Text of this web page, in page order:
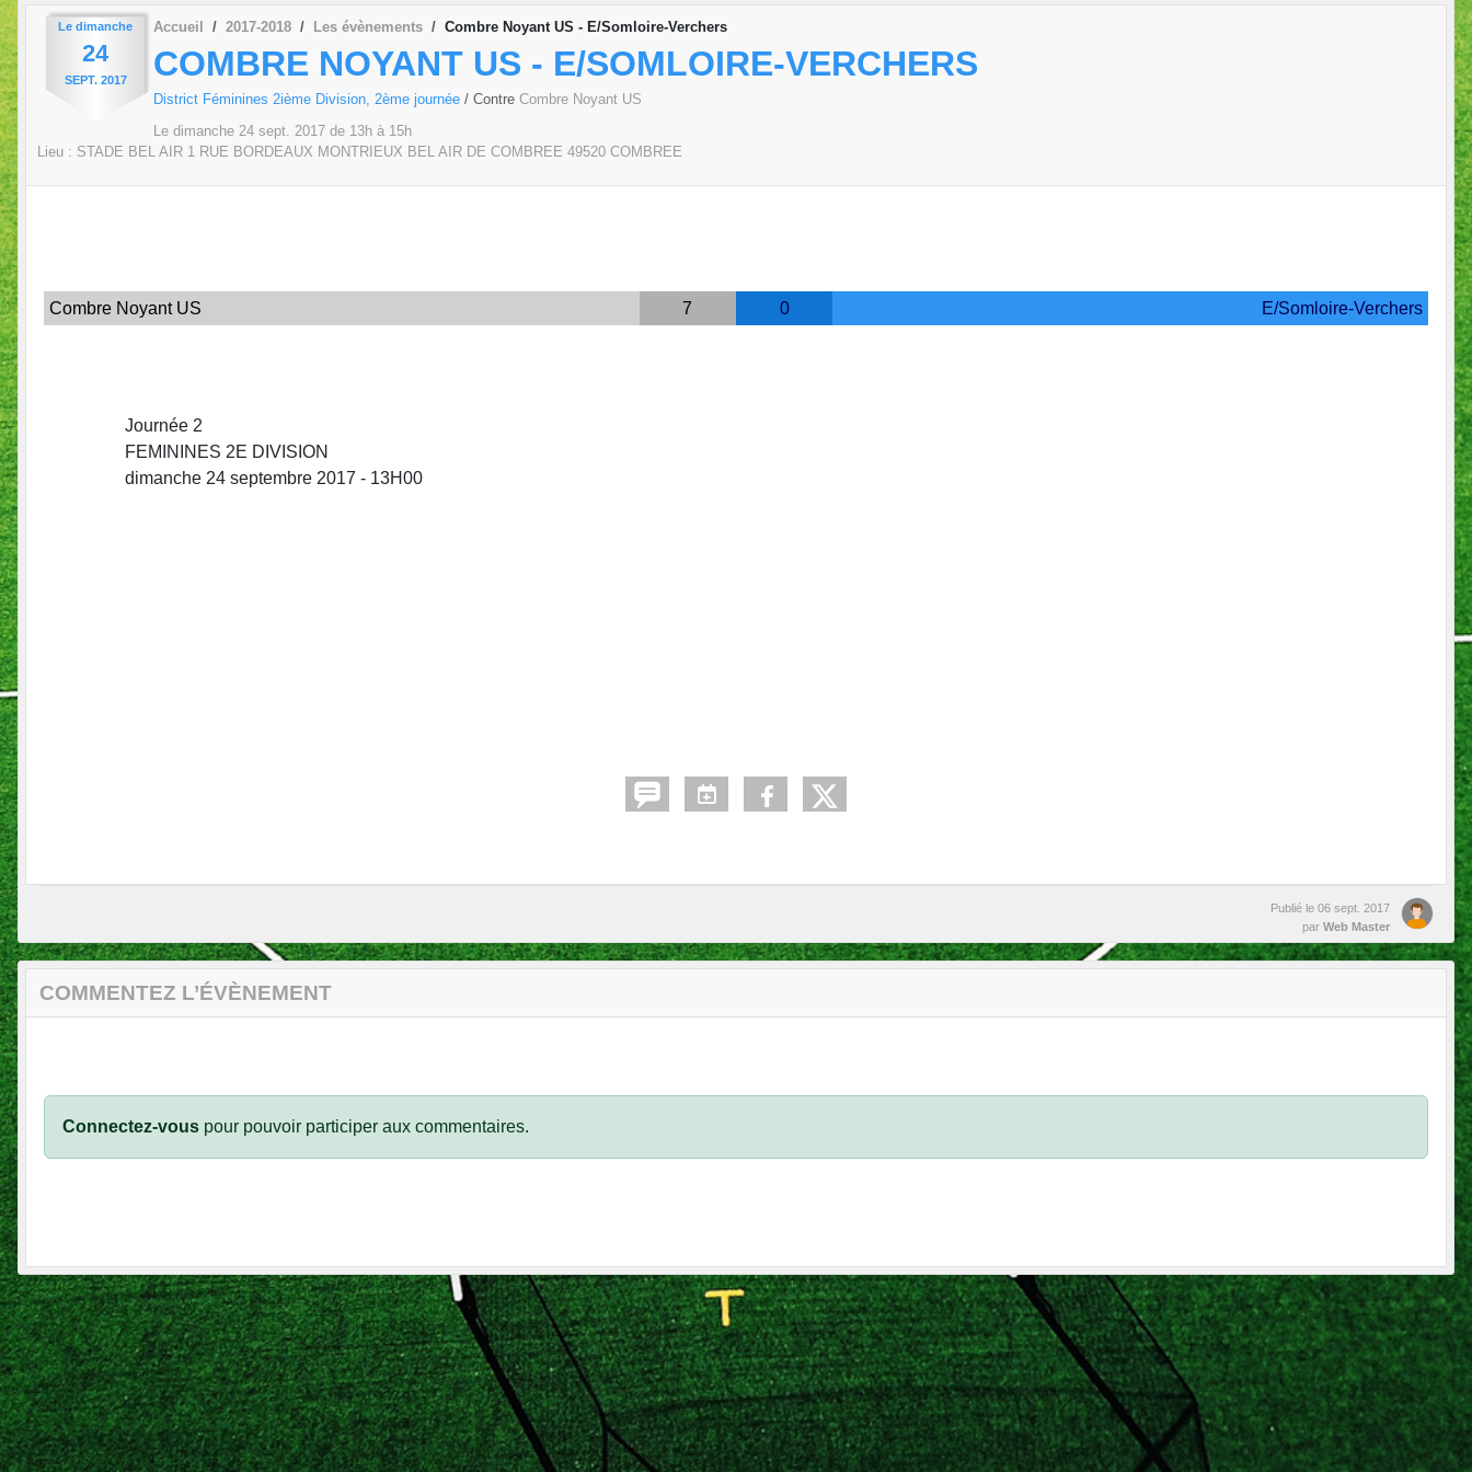
Le dimanche
24
SEPT. 2017
Accueil 2017-2018 Les évènements Combre Noyant US - E/Somloire-Verchers
COMBRE NOYANT US - E/SOMLOIRE-VERCHERS
District Féminines 2ième Division, 2ème journée / Contre Combre Noyant US
Le dimanche 24 sept. 2017 de 13h à 15h
Lieu : STADE BEL AIR 1 RUE BORDEAUX MONTRIEUX BEL AIR DE COMBREE 49520 COMBREE
Combre Noyant US 7 0 E/Somloire-Verchers
Journée 2
FEMININES 2E DIVISION
dimanche 24 septembre 2017 - 13H00
Publié le 06 sept. 2017
par Web Master
COMMENTEZ L’ÉVÈNEMENT
Connectez-vous pour pouvoir participer aux commentaires.